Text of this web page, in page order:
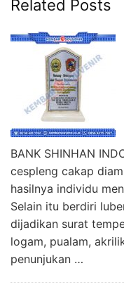
Related Posts
BANK SHINHAN
cespleng cakap
hasilnya individu
Selain itu berdiri
dijadikan surat
logam, pualam,
penunjukan …